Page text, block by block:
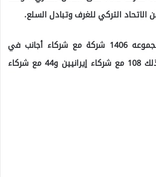
الاتحاد التركي للغرف وتبادل السلع.
تم تأسيس ما مجموعه 1406 شركة مع شركاء أجانب في
الشهر، بما في ذلك 108 مع شركاء إيرانيين و44 مع شركاء